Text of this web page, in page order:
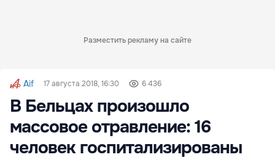
Разместить рекламу на сайте
Aif 17 августа 2018, 16:30 6 436
В Бельцах произошло
массовое отравление: 16
человек госпитализированы